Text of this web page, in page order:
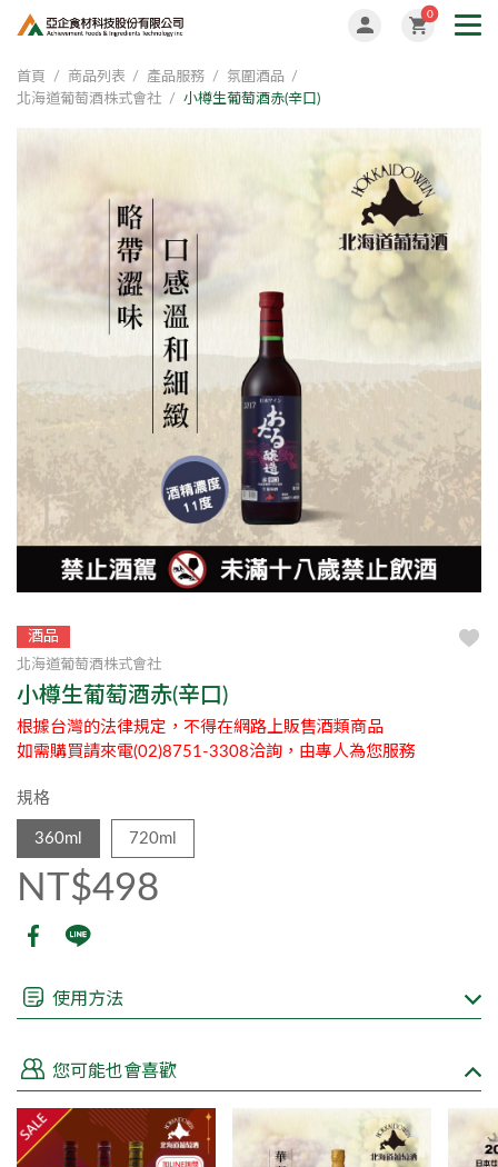
0
首頁 商品列表 產品服務
氛圍酒品
北海道葡萄酒株式會社
小樽生葡萄酒赤(辛口)
酒品
北海道葡萄酒株式會社
小樽生葡萄酒赤(辛口)
根據台灣的法律規定，不得在網路上販售酒類商品
如需購買請來電(02)8751-3308洽詢，由專人為您服務
規格
360ml 720ml
NT$498
使用方法
親愛的顧客如欲購買，來電 (02)8751-3308或填寫諮詢表單洽
詢，皆有專人為您服務
您可能也會喜歡